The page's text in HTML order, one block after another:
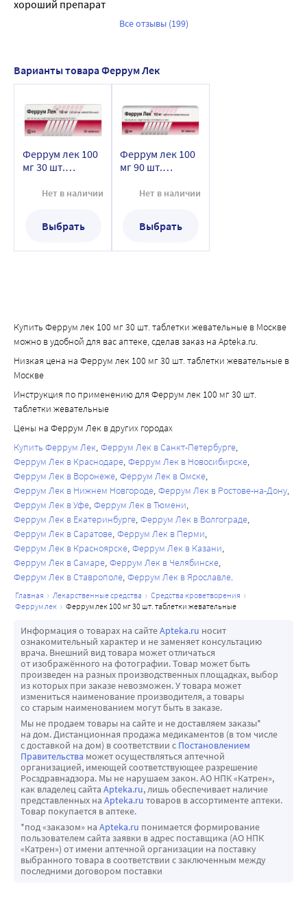
хороший препарат
Все отзывы (199)
Варианты товара Феррум Лек
Феррум лек 100
мг 30 шт.
жевательные
Нет в наличии
Выбрать
Феррум лек 100
мг 90 шт.
жевательные
Нет в наличии
Выбрать
Купить Феррум лек 100 мг 30 шт. таблетки жевательные в Москве
можно в удобной для вас аптеке, сделав заказ на Apteka.ru.
Низкая цена на Феррум лек 100 мг 30 шт. таблетки жевательные в
Москве
Инструкция по применению для Феррум лек 100 мг 30 шт.
таблетки жевательные
Цены на Феррум Лек в других городах
Купить Феррум Лек Феррум Лек в Санкт-Петербурге
Феррум Лек в Краснодаре Феррум Лек в Новосибирске
Феррум Лек в Воронеже Феррум Лек в Омске
Феррум Лек в Нижнем Новгороде Феррум Лек в Ростове-на-Дону
Феррум Лек в Уфе Феррум Лек в Тюмени
Феррум Лек в Екатеринбурге Феррум Лек в Волгограде
Феррум Лек в Саратове Феррум Лек в Перми
Феррум Лек в Красноярске Феррум Лек в Казани
Феррум Лек в Самаре Феррум Лек в Челябинске
Феррум Лек в Ставрополе Феррум Лек в Ярославле
главная лекарственные средства
средства кроветворения
феррум лек
феррум лек 100 мг 30 шт. таблетки жевательные
Информация о товарах на сайтеApteka.ru носит
ознакомительный характер и не заменяет консультацию
врача. Внешний вид товара может отличаться
от изображённого на фотографии. Товар может быть
произведен на разных производственных площадках, выбор
из которых при заказе невозможен. У товара может
измениться наименование производителя, а товары
со старым наименованием могут быть в заказе.
Мы не продаем товары на сайте и не доставляем заказы*
на дом. Дистанционная продажа медикаментов (в том числе
с доставкой на дом) в соответствии с Постановлением
Правительства может осуществляться аптечной
организацией, имеющей соответствующее разрешение
Росздравнадзора. Мы не нарушаем закон. АО НПК «Катрен»,
как владелец сайта Apteka.ru, лишь обеспечивает наличие
представленных на Apteka.ru товаров в ассортименте аптеки.
Товар покупается в аптеке.
*под «заказом» на Apteka.ru понимается формирование
пользователем сайта заявки в адрес поставщика (АО НПК
«Катрен») от имени аптечной организации на поставку
выбранного товара в соответствии с заключенным между
последними договором поставки